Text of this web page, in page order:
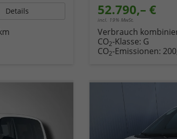
Details 52.790,– €
incl. 19% MwSt.
Verbrauch
CO2-Klasse: G
CO2-Emissionen: